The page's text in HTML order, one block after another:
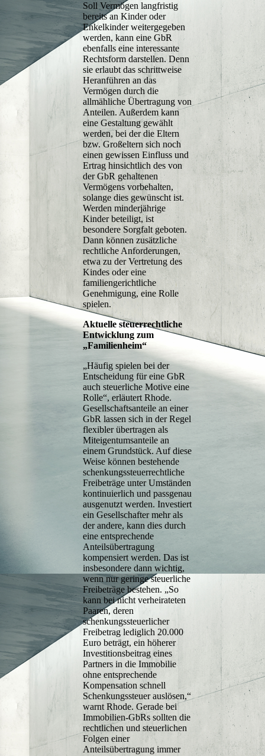
Soll Vermögen langfristig
bereits an Kinder oder
Enkelkinder weitergegeben
werden, kann eine GbR
ebenfalls eine interessante
Rechtsform darstellen. Denn
sie erlaubt das schrittweise
Heranführen an das
Vermögen durch die
allmähliche Übertragung von
Anteilen. Außerdem kann
eine Gestaltung gewählt
werden, bei der die Eltern
bzw. Großeltern sich noch
einen gewissen Einfluss und
Ertrag hinsichtlich des von
der GbR gehaltenen
Vermögens vorbehalten,
solange dies gewünscht ist.
Werden minderjährige
Kinder beteiligt, ist
besondere Sorgfalt geboten.
Dann können zusätzliche
rechtliche Anforderungen,
etwa zu der Vertretung des
Kindes oder eine
familiengerichtliche
Genehmigung, eine Rolle
spielen.
Aktuelle steuerrechtliche
Entwicklung zum
„Familienheim“
„Häufig spielen bei der
Entscheidung für eine GbR
auch steuerliche Motive eine
Rolle“, erläutert Rhode.
Gesellschaftsanteile an einer
GbR lassen sich in der Regel
flexibler übertragen als
Miteigentumsanteile an
einem Grundstück. Auf diese
Weise können bestehende
schenkungssteuerrechtliche
Freibeträge unter Umständen
kontinuierlich und passgenau
ausgenutzt werden. Investiert
ein Gesellschafter mehr als
der andere, kann dies durch
eine entsprechende
Anteilsübertragung
kompensiert werden. Das ist
insbesondere dann wichtig,
wenn nur geringe steuerliche
Freibeträge bestehen. „So
kann bei nicht verheirateten
Paaren, deren
schenkungssteuerlicher
Freibetrag lediglich 20.000
Euro beträgt, ein höherer
Investitionsbeitrag eines
Partners in die Immobilie
ohne entsprechende
Kompensation schnell
Schenkungssteuer auslösen,“
warnt Rhode. Gerade bei
Immobilien-GbRs sollten die
rechtlichen und steuerlichen
Folgen einer
Anteilsübertragung immer